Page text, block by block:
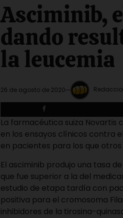
read
time
Asciminib,
dando
la leucemia
26 de agosto de 2020
La farmacéutica suiza
en los ensayos clínicos contra
en pacientes para los que
El asciminib produjo una tasa
que fue superior a la del
estudio de etapa tardía con
positiva para el cromosoma
inhibidores de la tirosina-